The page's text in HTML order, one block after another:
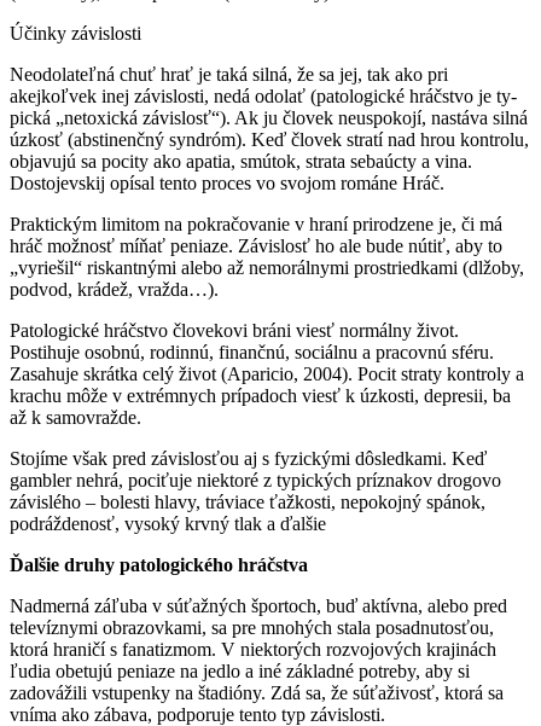
Účinky závislosti
Neodolateľná chuť hrať je taká silná, že sa jej, tak ako pri
akejkoľvek inej závislos­ti, nedá odolať (patologické hráčstvo je ty­
pická „netoxická závislosť“). Ak ju človek neuspokojí, nastáva silná
úzkosť (absti­nenčný syndróm). Keď človek stratí nad hrou kontrolu,
objavujú sa pocity ako apa­tia, smútok, strata sebaúcty a vina.
Dostojevskij opísal tento proces vo svojom romá­ne Hráč.
Praktickým limitom na pokračovanie v hraní prirodzene je, či má
hráč možnosť míňať peniaze. Závislosť ho ale bude nútiť, aby to
„vyriešil“ riskantnými alebo až nemorálnymi prostriedkami (dlžoby,
podvod, krádež, vražda…).
Patologické hráčstvo človekovi bráni viesť normálny život.
Postihuje osobnú, rodinnú, finančnú, sociálnu a pracovnú sfé­ru.
Zasahuje skrátka celý život (Aparicio, 2004). Pocit straty kontroly a
krachu môže v extrémnych prípadoch viesť k úzkosti, de­presii, ba
až k samovražde.
Stojíme však pred závislosťou aj s fyzic­kými dôsledkami. Keď
gambler nehrá, pociťuje niektoré z typických príznakov drogovo
závislého – bolesti hlavy, trávia­ce ťažkosti, nepokojný spánok,
podrážde­nosť, vysoký krvný tlak a ďalšie
Ďalšie druhy patologického hráčstva
Nadmerná záľuba v súťažných špor­toch, buď aktívna, alebo pred
televíznymi obrazovkami, sa pre mnohých stala posad­nutosťou,
ktorá hraničí s fanatizmom. V niek­torých rozvojových krajinách
ľudia obetujú peniaze na jedlo a iné základné potreby, aby si
zadovážili vstupenky na štadióny. Zdá sa, že súťaživosť, ktorá sa
vníma ako zábava, podporuje tento typ závislosti.